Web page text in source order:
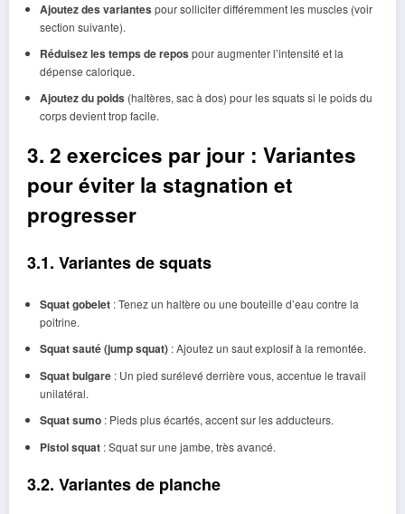
Ajoutez des variantes pour solliciter différemment les muscles (voir
section suivante).
Réduisez les temps de repos pour augmenter l’intensité et la
dépense calorique.
Ajoutez du poids (haltères, sac à dos) pour les squats si le poids du
corps devient trop facile.
3. 2 exercices par jour : Variantes
pour éviter la stagnation et
progresser
3.1. Variantes de squats
Squat gobelet: Tenez un haltère ou une bouteille d’eau contre la
poitrine.
Squat sauté (jump squat): Ajoutez un saut explosif à la remontée.
Squat bulgare: Un pied surélevé derrière vous, accentue le travail
unilatéral.
Squat sumo: Pieds plus écartés, accent sur les adducteurs.
Pistol squat: Squat sur une jambe, très avancé.
3.2. Variantes de planche